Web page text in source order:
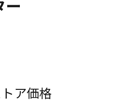
ー
ア価格